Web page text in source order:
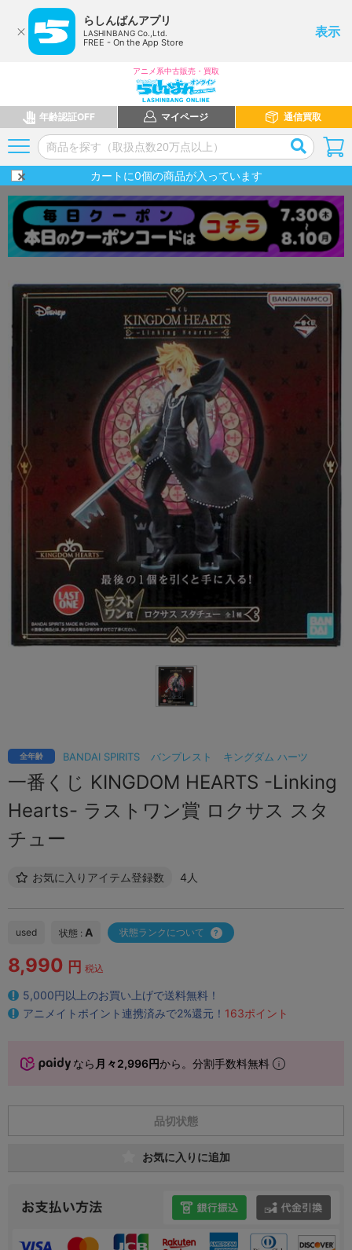
らしんばんアプリ
LASHINBANG Co.,Ltd.
FREE - On the App Store
表示
アニメ系中古販売・買取
年齢認証OFF マイページ 通信買取
カートに0個の商品が入っています
BANDAI SPIRITS バンプレスト キングダム ハーツ
全年齢
一番くじ KINGDOM HEARTS -Linking
Hearts- ラストワン賞 ロクサス スタ
チュー
お気に入りアイテム登録数 4人
used 状態 : A 状態ランクについて
8,990 円 税込
5,000円以上のお買い上げで送料無料！
アニメイトポイント連携済みで2%還元！ 163ポイント
なら 月々2,996円から。分割手数料無料
品切状態
お気に入りに追加